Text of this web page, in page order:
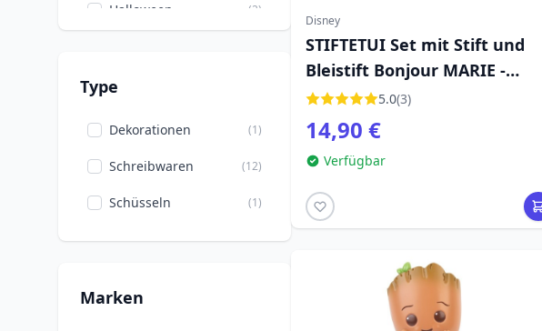
Halloween (2)
Type
Dekorationen (1)
Schreibwaren (12)
Schüsseln (1)
Marken
Disney
STIFTETUI Set mit Stift und
Bleistift Bonjour MARIE -
Disney DIE ARISTOCATS
5.0(3)
14,90 €
Verfügbar